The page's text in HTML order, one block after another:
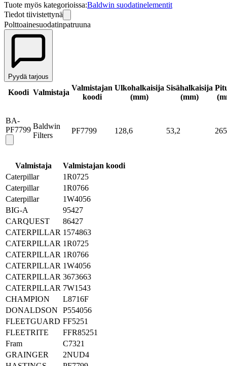
Tuote myös kategorioissa:Baldwin suodatinelementit
Tiedot tiivistettynä
Polttoainesuodatinpatruuna
Pyydä tarjous
Koodi Valmistaja
Valmistajan
koodi
Ulkohalkaisija
(mm)
Sisähalkaisija
(mm)
BA-
PF7799 Baldwin
Filters
PF7799 128,6 53,2
Valmistaja
Valmistajan koodi
Caterpillar
1R0725
Caterpillar
1R0766
Caterpillar
1W4056
BIG-A
95427
CARQUEST
86427
CATERPILLAR 1574863
CATERPILLAR 1R0725
CATERPILLAR 1R0766
CATERPILLAR 1W4056
CATERPILLAR 3673663
CATERPILLAR 7W1543
CHAMPION
L8716F
DONALDSON
P554056
FLEETGUARD FF5251
FLEETRITE
FFR85251
Fram
C7321
GRAINGER
2NUD4